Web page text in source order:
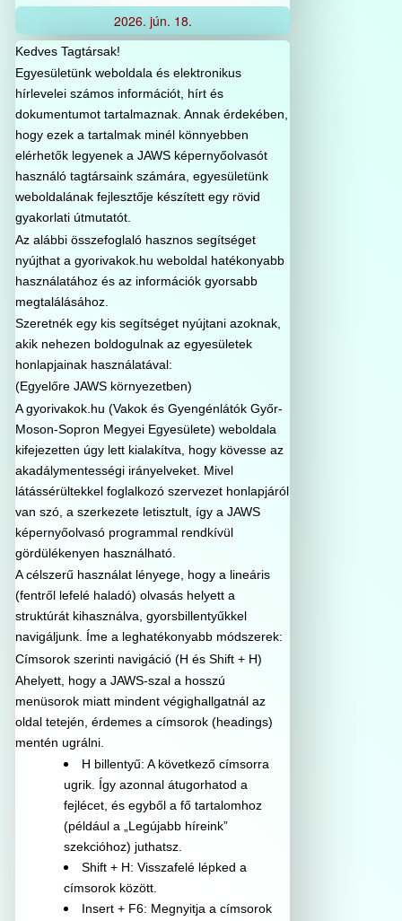
2026. jún. 18.
Kedves Tagtársak!
Egyesületünk weboldala és elektronikus
hírlevelei számos információt, hírt és
dokumentumot tartalmaznak. Annak érdekében,
hogy ezek a tartalmak minél könnyebben
elérhetők legyenek a JAWS képernyőolvasót
használó tagtársaink számára, egyesületünk
weboldalának fejlesztője készített egy rövid
gyakorlati útmutatót.
Az alábbi összefoglaló hasznos segítséget
nyújthat a gyorivakok.hu weboldal hatékonyabb
használatához és az információk gyorsabb
megtalálásához.
Szeretnék egy kis segítséget nyújtani azoknak,
akik nehezen boldogulnak az egyesületek
honlapjainak használatával:
(Egyelőre JAWS környezetben)
A gyorivakok.hu (Vakok és Gyengénlátók Győr-
Moson-Sopron Megyei Egyesülete) weboldala
kifejezetten úgy lett kialakítva, hogy kövesse az
akadálymentességi irányelveket. Mivel
látássérültekkel foglalkozó szervezet honlapjáról
van szó, a szerkezete letisztult, így a JAWS
képernyőolvasó programmal rendkívül
gördülékenyen használható.
A célszerű használat lényege, hogy a lineáris
(fentről lefelé haladó) olvasás helyett a
struktúrát kihasználva, gyorsbillentyűkkel
navigáljunk. Íme a leghatékonyabb módszerek:
Címsorok szerinti navigáció (H és Shift + H)
Ahelyett, hogy a JAWS-szal a hosszú
menüsorok miatt mindent végighallgatnál az
oldal tetején, érdemes a címsorok (headings)
mentén ugrálni.
H billentyű: A következő címsorra
ugrik. Így azonnal átugorhatod a
fejlécet, és egyből a fő tartalomhoz
(például a „Legújabb híreink”
szekcióhoz) juthatsz.
Shift + H: Visszafelé lépked a
címsorok között.
Insert + F6: Megnyitja a címsorok